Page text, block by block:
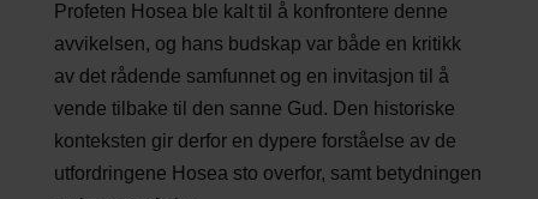
Profeten Hosea ble kalt til å konfrontere denne
avvikelsen, og hans budskap var både en kritikk
av det rådende samfunnet og en invitasjon til å
vende tilbake til den sanne Gud. Den historiske
konteksten gir derfor en dypere forståelse av de
utfordringene Hosea sto overfor, samt betydningen